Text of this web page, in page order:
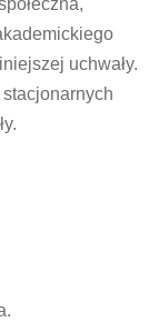
uchwały.